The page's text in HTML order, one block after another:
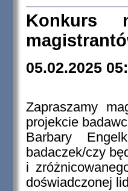
Konkurs
05.02.2025
Zapraszamy
projekcie
Barbary
badaczek/czy
i
doświadczonej